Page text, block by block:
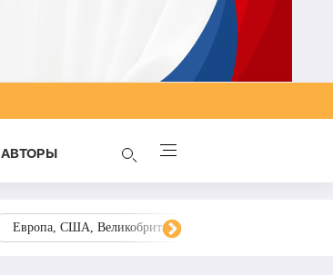
AВТОРЫ
Европа, США, Великобритания, Украина, Запад,